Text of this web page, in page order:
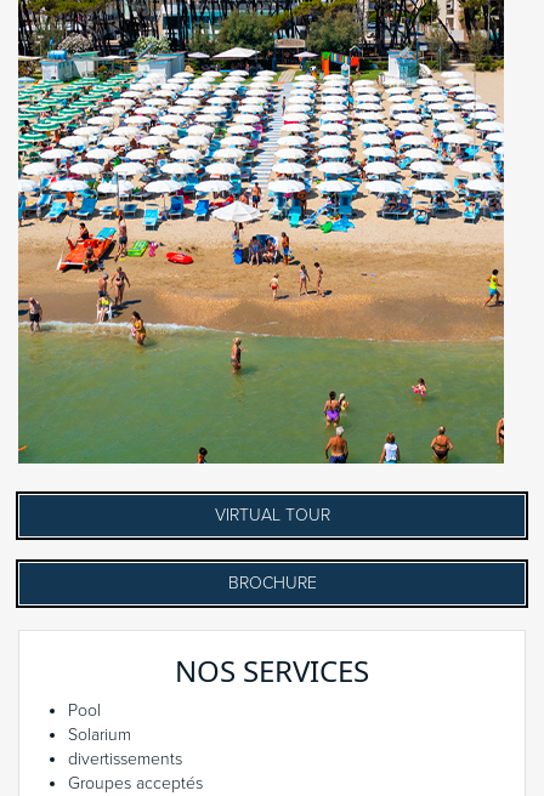
VIRTUAL TOUR
BROCHURE
NOS SERVICES
Pool
Solarium
divertissements
Groupes acceptés